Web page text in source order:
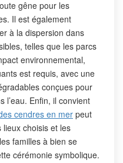
gêne pour les
Il est également
à la dispersion dans
telles que les parcs
environnemental,
est requis, avec une
conçues pour
l’eau. Enfin, il convient
cendres en mer peut
choisis et les
familles à bien se
cérémonie symbolique.